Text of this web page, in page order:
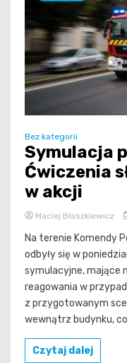
Bez kategorii
Symulacja
Ćwiczenia
w akcji
Maciej Błaszkiewicz
Na terenie Komendy
odbyły się w
symulacyjne, mające
reagowania w
z przygotowanym
wewnątrz budynku,
Czytaj dalej